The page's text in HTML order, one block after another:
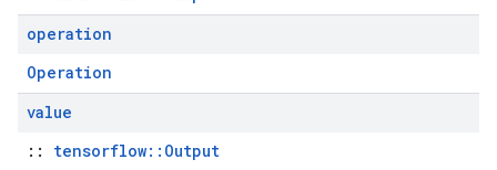
operation
Operation
value
:: tensorflow::Output